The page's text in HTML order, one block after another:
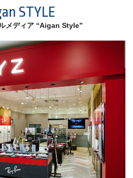
STYLE
メディア “Aigan Style”